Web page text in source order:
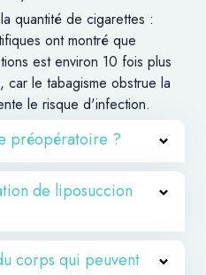
quantité de cigarettes :
ont montré que
est environ 10 fois plus
car le tabagisme obstrue la
le risque d'infection.
préopératoire ?
l'opération de
liposuccion
évaluera les zones à traiter
être obtenus. Il s'assurera
en bonne santé et que vous
sans risque de
de liposuccion
consiste en une
corps qui peuvent